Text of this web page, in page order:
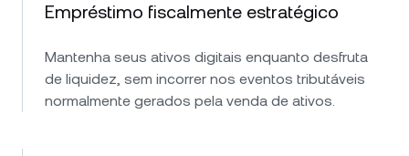
Empréstimo fiscalmente estratégico
Mantenha seus ativos digitais enquanto desfruta
de liquidez, sem incorrer nos eventos tributáveis
normalmente gerados pela venda de ativos.